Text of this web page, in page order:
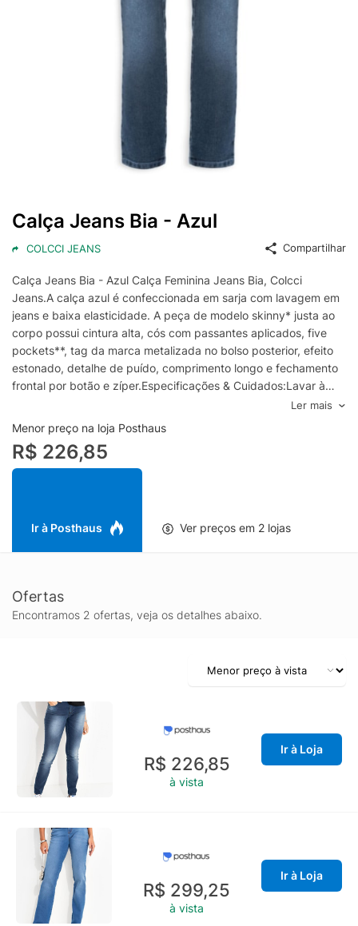
Calça Jeans Bia - Azul
COLCCI JEANS Compartilhar
Calça Jeans Bia - Azul Calça Feminina Jeans Bia, Colcci
Jeans.A calça azul é confeccionada em sarja com lavagem em
jeans e baixa elasticidade. A peça de modelo skinny* justa ao
corpo possui cintura alta, cós com passantes aplicados, five
pockets**, tag da marca metalizada no bolso posterior, efeito
estonado, detalhe de puído, comprimento longo e fechamento
frontal por botão e zíper.Especificações & Cuidados:Lavar à
mão.Composição: 79% Algodão 19% Poliéster 2% Elastano /
Forro: 52% Poliéster e 48% AlgodãoCor: AzulMarca: Colcci
Jeans*Skinny: calça justa ao corpo.**Five pockets: três bolsos
frontais e dois bolsos posteriores.
Ler mais
Menor preço na loja Posthaus
R$ 226,85
Ir à Posthaus Ver preços em 2 lojas
Ofertas
Encontramos 2 ofertas, veja os detalhes abaixo.
R$ 226,85
à vista
Ir à Loja
R$ 299,25
à vista
Ir à Loja